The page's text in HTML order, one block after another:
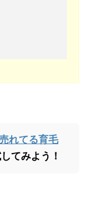
れてる育毛
てみよう ！